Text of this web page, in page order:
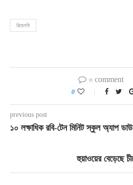
রিয়েলমি
০ comment
0
previous post
১০ লক্ষাধিক রবি-টেন মিনিট স্কুল অ্যাপ
হুয়াওয়ের বেড়েছে